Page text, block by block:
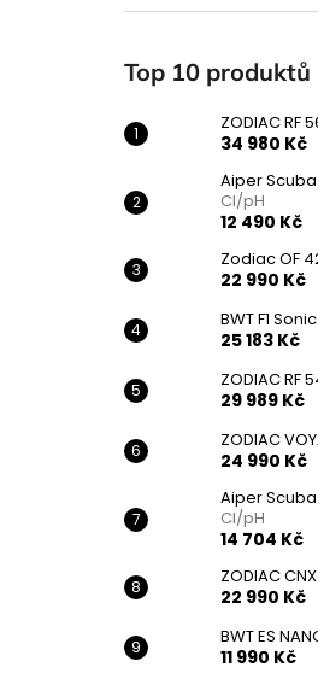
Top 10 produktů
ZODIAC RF
34 980 Kč
Aiper Scuba
Cl/pH
12 490 Kč
Zodiac OF
22 990 Kč
BWT F1
25 183 Kč
ZODIAC RF
29 989 Kč
ZODIAC
24 990 Kč
Aiper Scuba
Cl/pH
14 704 Kč
ZODIAC
22 990 Kč
BWT ES
11 990 Kč
ZODIAC RF 5600IQ -
Původně: 45 950 Kč